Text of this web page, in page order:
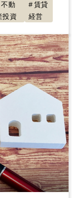
ル
ゴミ屋敷
償却
理会社
漏水
不動
投資
賃貸
経営